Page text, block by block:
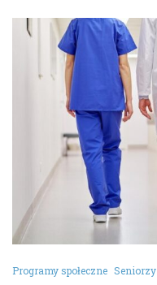
Programy społeczne Seniorzy